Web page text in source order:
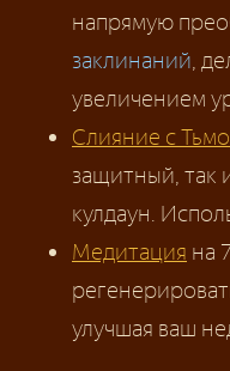
напрямую
заклинаний,
увеличением
Слияние с
защитный, так
кулдаун.
Медитация на
улучшая ваш